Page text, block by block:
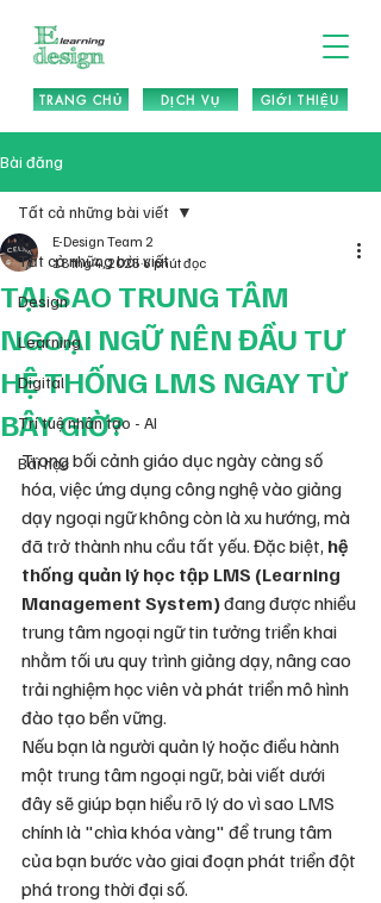
TRANG CHỦ DỊCH VỤ GIỚI THIỆU
Bài đăng
Tất cả những bài viết
Design
Learning
Digital
Trí tuệ nhân tạo - AI
Bài học
Tất cả những bài viết
TẠI SAO TRUNG TÂM
NGOẠI NGỮ NÊN ĐẦU TƯ
HỆ THỐNG LMS NGAY TỪ
BÂY GIỜ?
E-Design Team 2
18 thg 4, 2025 6 phút đọc
Trong bối cảnh giáo dục ngày càng số
hóa, việc ứng dụng công nghệ vào giảng
dạy ngoại ngữ không còn là xu hướng, mà
đã trở thành nhu cầu tất yếu. Đặc biệt, hệ
thống quản lý học tập LMS (Learning
Management System) đang được nhiều
trung tâm ngoại ngữ tin tưởng triển khai
nhằm tối ưu quy trình giảng dạy, nâng cao
trải nghiệm học viên và phát triển mô hình
đào tạo bền vững.
Nếu bạn là người quản lý hoặc điều hành
một trung tâm ngoại ngữ, bài viết dưới
đây sẽ giúp bạn hiểu rõ lý do vì sao LMS
chính là "chìa khóa vàng" để trung tâm
của bạn bước vào giai đoạn phát triển đột
phá trong thời đại số.